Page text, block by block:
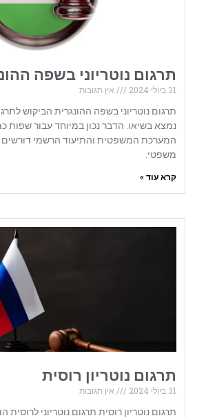
תרגום נוטריוני בשפה
31 ביולי 2024
אין תגובות
תרגום נוטריוני בשפה ההונגרית הביקוש
נמצא בשיאו. הדבר נכון במיוחד עבור שפות
המערכת המשפטית והתיעוד הרשמי דורשים
משפטי.
קרא עוד »
תרגום נוטריון רוסית
31 ביולי 2024
אין תגובות
תרגום נוטריון רוסית תרגום נוטריוני לרוסית